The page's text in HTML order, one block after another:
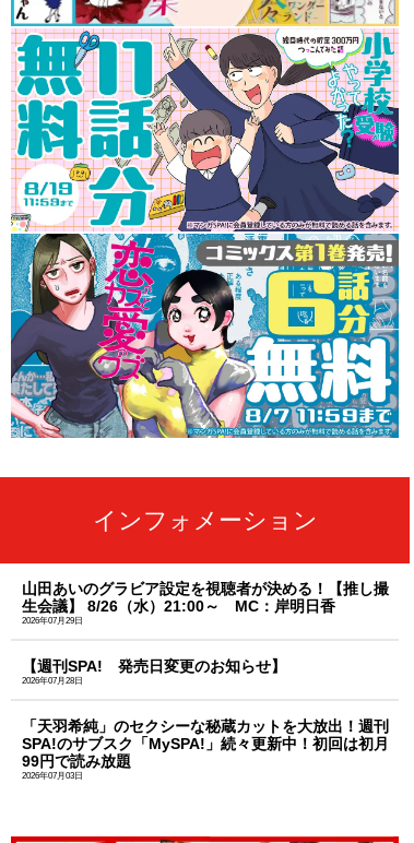
インフォメーション
山田あいのグラビア設定を視聴者が決める！【推し撮
生会議】 8/26（水）21:00～ MC：岸明日香
2026年07月29日
【週刊SPA! 発売日変更のお知らせ】
2026年07月28日
「天羽希純」のセクシーな秘蔵カットを大放出！週刊
SPA!のサブスク「MySPA!」続々更新中！初回は初月
99円で読み放題
2026年07月03日